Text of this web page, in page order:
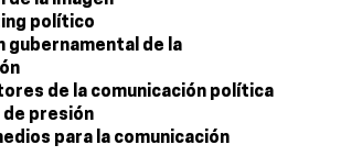
político
gubernamental de la
de la comunicación política
de presión
para la comunicación